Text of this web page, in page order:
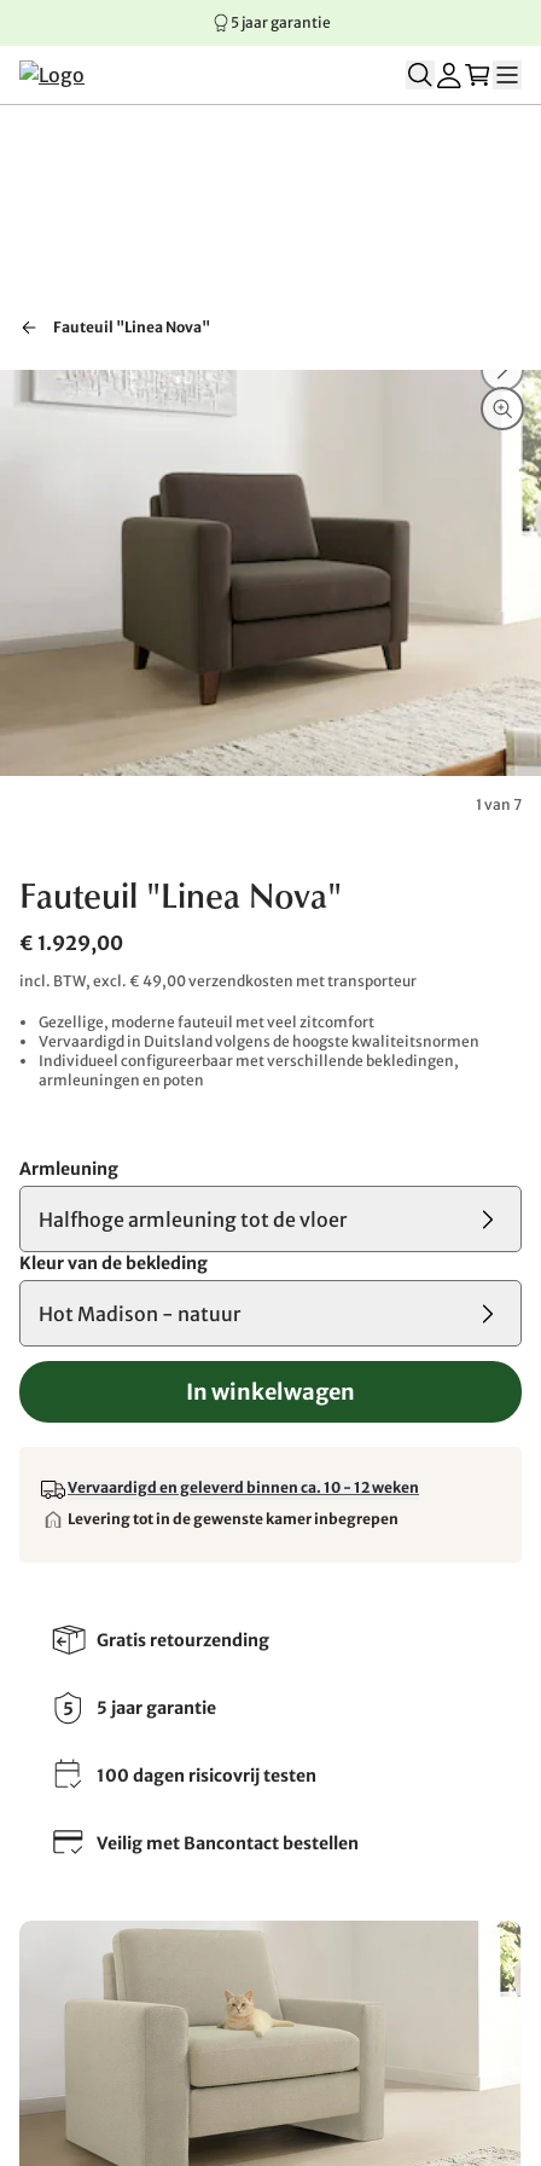
Springen naar hoofdinhoud
Springen naar hoofdnavigatie
Springen naar voettekst
5 jaar garantie
Fauteuil "Linea Nova"
1 van 7
Fauteuil "Linea Nova"
€ 1.929,00
incl. BTW, excl. € 49,00 verzendkosten met transporteur
Gezellige, moderne fauteuil met veel zitcomfort
Vervaardigd in Duitsland volgens de hoogste kwaliteitsnormen
Individueel configureerbaar met verschillende bekledingen,
armleuningen en poten
Armleuning
Halfhoge armleuning tot de vloer
Kleur van de bekleding
Hot Madison - natuur
In winkelwagen
Vervaardigd en geleverd binnen ca. 10 - 12 weken
Levering tot in de gewenste kamer inbegrepen
Gratis retourzending
5 jaar garantie
100 dagen risicovrij testen
Veilig met Bancontact bestellen